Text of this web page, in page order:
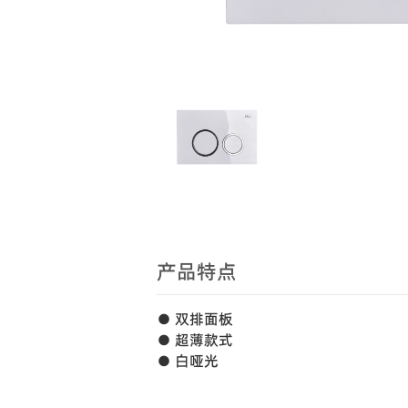
产品特点
● 双排面板
● 超薄款式
● 白哑光